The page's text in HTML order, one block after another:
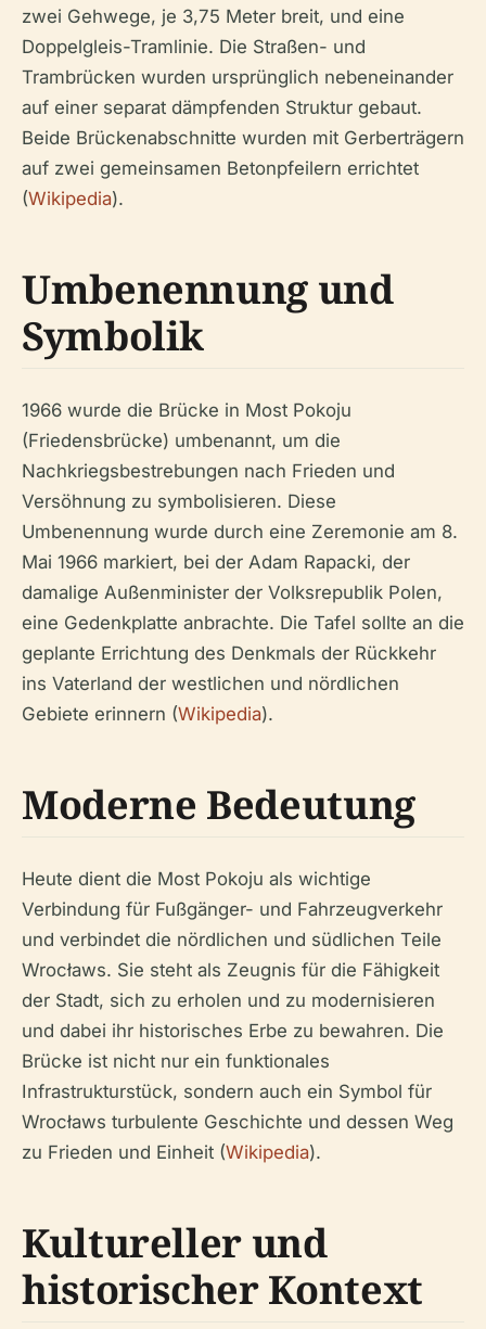
zwei Gehwege, je 3,75 Meter breit, und eine
Doppelgleis-Tramlinie. Die Straßen- und
Trambrücken wurden ursprünglich nebeneinander
auf einer separat dämpfenden Struktur gebaut.
Beide Brückenabschnitte wurden mit Gerberträgern
auf zwei gemeinsamen Betonpfeilern errichtet
(Wikipedia).
Umbenennung und
Symbolik
1966 wurde die Brücke in Most Pokoju
(Friedensbrücke) umbenannt, um die
Nachkriegsbestrebungen nach Frieden und
Versöhnung zu symbolisieren. Diese
Umbenennung wurde durch eine Zeremonie am 8.
Mai 1966 markiert, bei der Adam Rapacki, der
damalige Außenminister der Volksrepublik Polen,
eine Gedenkplatte anbrachte. Die Tafel sollte an die
geplante Errichtung des Denkmals der Rückkehr
ins Vaterland der westlichen und nördlichen
Gebiete erinnern (Wikipedia).
Moderne Bedeutung
Heute dient die Most Pokoju als wichtige
Verbindung für Fußgänger- und Fahrzeugverkehr
und verbindet die nördlichen und südlichen Teile
Wrocławs. Sie steht als Zeugnis für die Fähigkeit
der Stadt, sich zu erholen und zu modernisieren
und dabei ihr historisches Erbe zu bewahren. Die
Brücke ist nicht nur ein funktionales
Infrastrukturstück, sondern auch ein Symbol für
Wrocławs turbulente Geschichte und dessen Weg
zu Frieden und Einheit (Wikipedia).
Kultureller und
historischer Kontext